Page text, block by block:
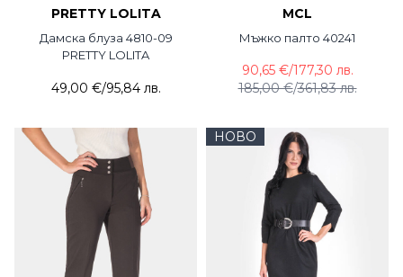
PRETTY LOLITA
Дамска блуза 4810-09
PRETTY LOLITA
49,00 €/95,84 лв.
MCL
Мъжко палто 40241
185,00 €/361,83 лв.
90,65 €/177,30 лв.
НОВО